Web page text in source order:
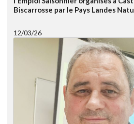
Biscarrosse par le Pays Landes
12/03/26